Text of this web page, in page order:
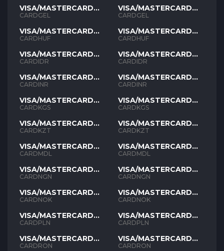
VISA/MASTERCARD
GEL
CARDGEL
VISA/MASTERCARD
HUF
CARDHUF
VISA/MASTERCARD
IDR
CARDIDR
VISA/MASTERCARD
INR
CARDINR
VISA/MASTERCARD
KGS
CARDKGS
VISA/MASTERCARD
KZT
CARDKZT
VISA/MASTERCARD
MDL
CARDMDL
VISA/MASTERCARD
NGN
CARDNGN
VISA/MASTERCARD
NOK
CARDNOK
VISA/MASTERCARD
PLN
CARDPLN
VISA/MASTERCARD
RON
CARDRON
VISA/MASTERCARD
GEL
CARDGEL
VISA/MASTERCARD
HUF
CARDHUF
VISA/MASTERCARD
IDR
CARDIDR
VISA/MASTERCARD
INR
CARDINR
VISA/MASTERCARD
KGS
CARDKGS
VISA/MASTERCARD
KZT
CARDKZT
VISA/MASTERCARD
MDL
CARDMDL
VISA/MASTERCARD
NGN
CARDNGN
VISA/MASTERCARD
NOK
CARDNOK
VISA/MASTERCARD
PLN
CARDPLN
VISA/MASTERCARD
RON
CARDRON